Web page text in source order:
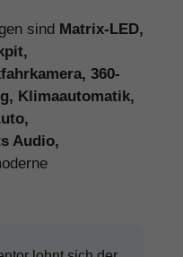
sind Matrix-LED,
360-
Klimaautomatik,
Audio,